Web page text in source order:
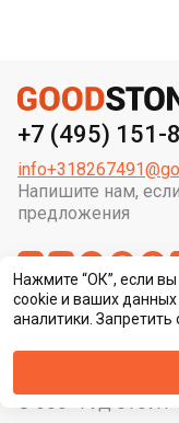
+7 (495) 151-
Напишите нам,
предложения
Сменить регион
© ООО «ГУД СТОУН»
Нажмите “ОК”, если
cookie и ваших
аналитики.